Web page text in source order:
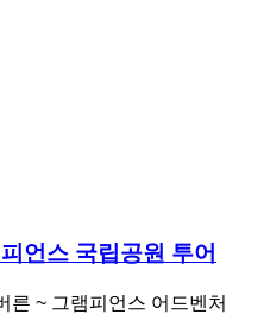
언스 국립공원 투어
른 ~ 그램피언스 어드벤처